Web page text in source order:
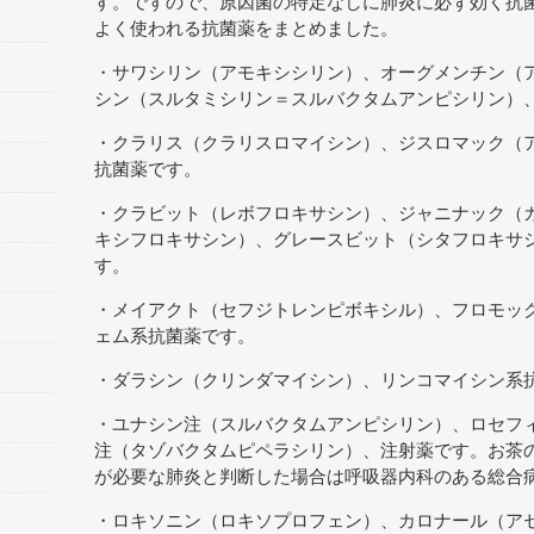
よく使われる抗菌薬をまとめました。
・サワシリン（アモキシシリン）、オーグメンチン
シン（スルタミシリン＝スルバクタムアンピシリン）
・クラリス（クラリスロマイシン）、ジスロマック
抗菌薬です。
・クラビット（レボフロキサシン）、ジャニナック
キシフロキサシン）、グレースビット（シタフロキサ
す。
・メイアクト（セフジトレンピボキシル）、フロモ
ェム系抗菌薬です。
・ダラシン（クリンダマイシン）、リンコマイシン系
・ユナシン注（スルバクタムアンピシリン）、ロセ
注（タゾバクタムピペラシリン）、注射薬です。お茶
が必要な肺炎と判断した場合は呼吸器内科のある総合
・ロキソニン（ロキソプロフェン）、カロナール（